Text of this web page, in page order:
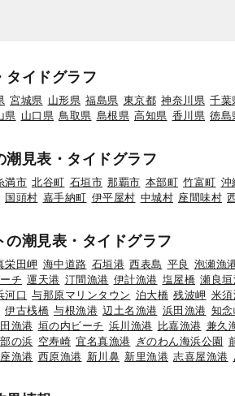
タイドグラフ
宮城県 山形県 福島県 東京都 神奈川県 千葉
県 山口県 鳥取県 島根県 高知県 香川県 徳島
見表・タイドグラフ
満市 北谷町 石垣市 那覇市 本部町 竹富町 沖
国頭村 嘉手納町 伊平屋村 中城村 座間味村
潮見表・タイドグラフ
栄田岬 海中道路 石垣港 西表島 平良 泡瀬漁
チ 運天港 汀間漁港 伊計漁港 塩屋橋 瀬良垣
河口 与那原マリンタウン 泊大橋 残波岬 米
伊古桟橋 与根漁港 辺土名漁港 浜田漁港 知念
漁港 垣の内ビーチ 浜川漁港 比嘉漁港 兼久
の浜 空寿崎 宜名真漁港 ぎのわん海浜公園
漁港 西原漁港 新川鼻 新里漁港 志喜屋漁港